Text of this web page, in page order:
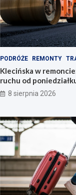
PODRÓŻE REMONTY
Klecińska w
ruchu od
8 sierpnia 2026